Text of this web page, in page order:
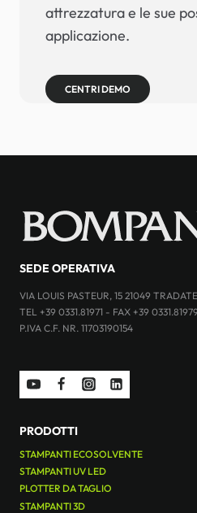
attrezzatura e le sue
applicazione.
CENTRI DEMO
SEDE OPERATIVA
VIA LOUIS PASTEUR, 15 21049
TEL +39 0331.81971 - FAX +39
P.IVA C.F. NR. 11703190154
PRODOTTI
STAMPANTI ECOSOLVENTE
STAMPANTI UV LED
PLOTTER DA TAGLIO
STAMPANTI 3D